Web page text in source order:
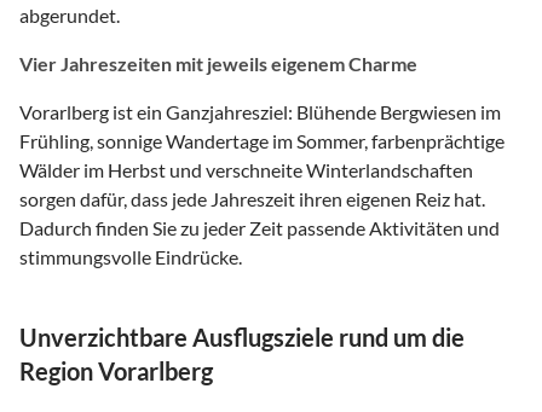
abgerundet.
Vier Jahreszeiten mit jeweils eigenem Charme
Vorarlberg ist ein Ganzjahresziel: Blühende Bergwiesen im
Frühling, sonnige Wandertage im Sommer, farbenprächtige
Wälder im Herbst und verschneite Winterlandschaften
sorgen dafür, dass jede Jahreszeit ihren eigenen Reiz hat.
Dadurch finden Sie zu jeder Zeit passende Aktivitäten und
stimmungsvolle Eindrücke.
Unverzichtbare Ausflugsziele rund um die
Region Vorarlberg